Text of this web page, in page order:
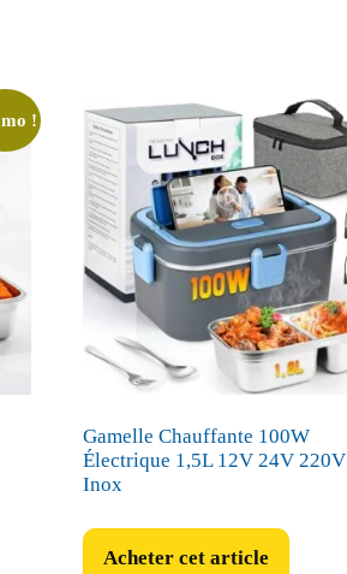
!
Gamelle Chauffante 100W
Électrique 1,5L 12V 24V 220V
Inox
Acheter cet article